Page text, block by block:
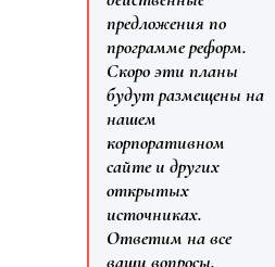
предложения по
программе реформ.
Скоро эти планы
будут размещены на
нашем
корпоративном
сайте и других
открытых
источниках.
Ответим на все
ваши вопросы.